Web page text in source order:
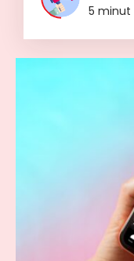
5